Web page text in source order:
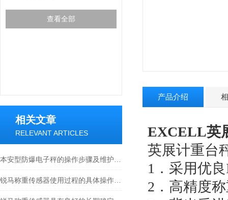
查看全部
相关文章
RELEVANT ARTICLES
产品介绍
EXCELL英
英展计重台
1．采用优
2．高精度